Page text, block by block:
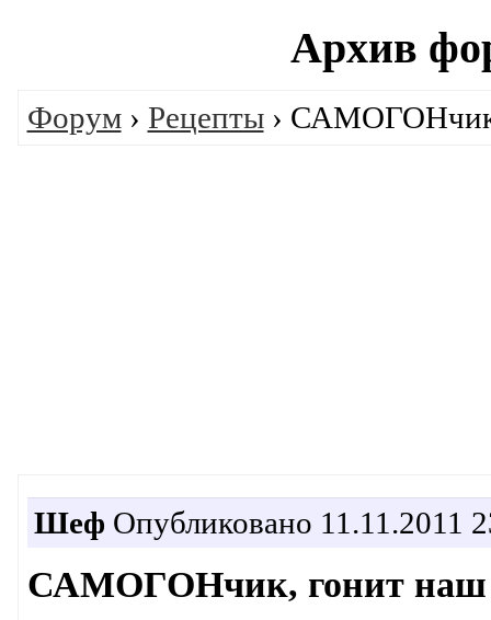
Архив
Форум› Рецепты› САМОГОНчик,
Шеф Опубликовано 11.11.2011
САМОГОНчик, гонит наш